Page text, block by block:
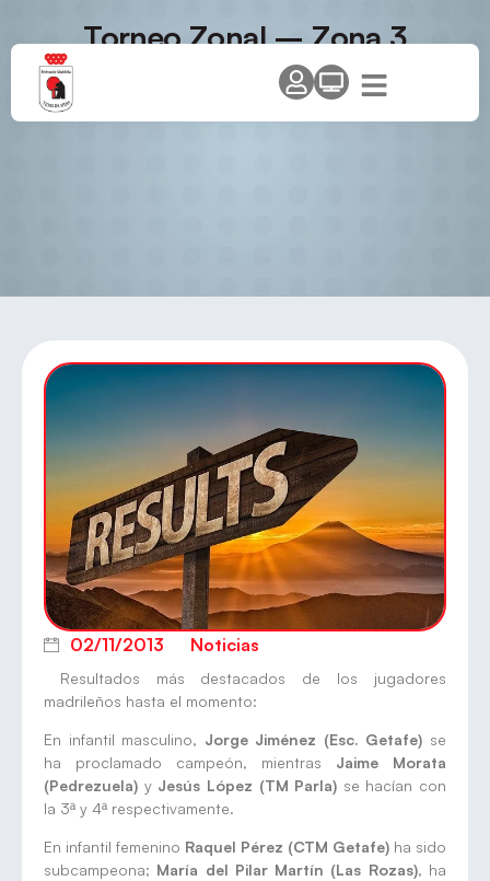
Torneo Zonal – Zona 3
02/11/2013 Noticias
Resultados más destacados de los jugadores
madrileños hasta el momento:
En infantil masculino, Jorge Jiménez (Esc. Getafe) se
ha proclamado campeón, mientras Jaime Morata
(Pedrezuela) y Jesús López (TM Parla) se hacían con
la 3ª y 4ª respectivamente.
En infantil femenino Raquel Pérez (CTM Getafe) ha sido
subcampeona; María del Pilar Martín (Las Rozas), ha